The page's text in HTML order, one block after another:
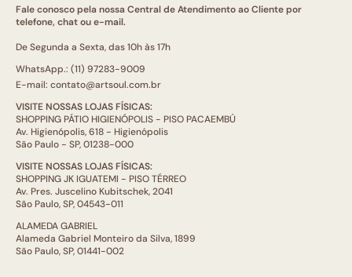
Fale conosco pela nossa Central de Atendimento ao Cliente por
telefone, chat ou e-mail.
De Segunda a Sexta, das 10h às 17h
WhatsApp.: (11) 97283-9009
E-mail: contato@artsoul.com.br
VISITE NOSSAS LOJAS FÍSICAS:
SHOPPING PÁTIO HIGIENÓPOLIS - PISO PACAEMBÚ
Av. Higienópolis, 618 - Higienópolis
São Paulo - SP, 01238-000
VISITE NOSSAS LOJAS FÍSICAS:
SHOPPING JK IGUATEMI - PISO TÉRREO
Av. Pres. Juscelino Kubitschek, 2041
São Paulo, SP, 04543-011
ALAMEDA GABRIEL
Alameda Gabriel Monteiro da Silva, 1899
São Paulo, SP, 01441-002